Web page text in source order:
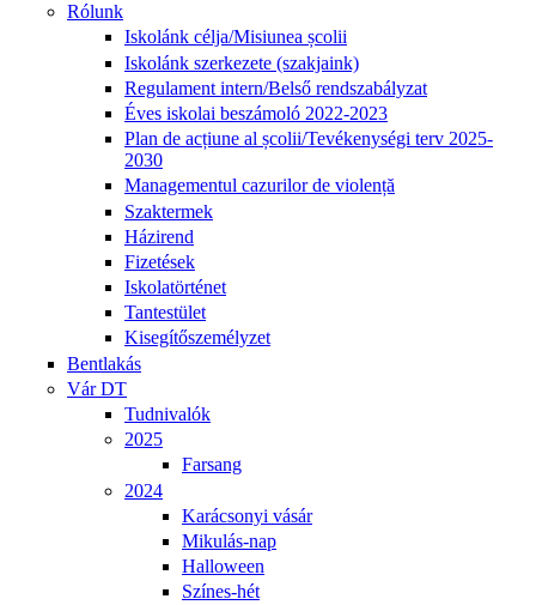
Rólunk
Iskolánk célja/Misiunea școlii
Iskolánk szerkezete (szakjaink)
Regulament intern/Belső rendszabályzat
Éves iskolai beszámoló 2022-2023
Plan de acțiune al școlii/Tevékenységi terv 2025-
2030
Managementul cazurilor de violență
Szaktermek
Házirend
Fizetések
Iskolatörténet
Tantestület
Kisegítőszemélyzet
Bentlakás
Vár DT
Tudnivalók
2025
Farsang
2024
Karácsonyi vásár
Mikulás-nap
Halloween
Színes-hét